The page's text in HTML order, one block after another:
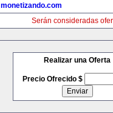
monetizando.com
Serán consideradas
Realizar una Oferta
Precio Ofrecido $